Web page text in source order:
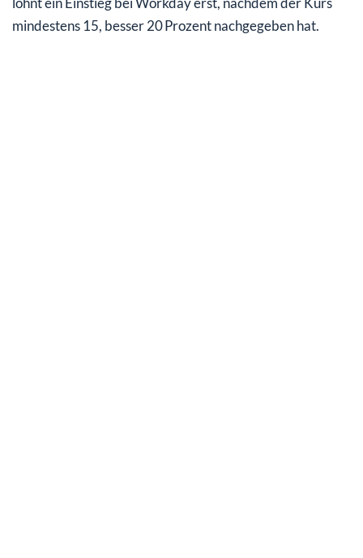
mindestens 15, besser 20 Prozent nachgegeben hat.